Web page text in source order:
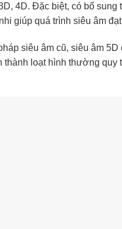
4D. Đặc biệt, có bổ
giúp quá trình siêu âm
siêu âm cũ, siêu âm
loạt hình thường quy